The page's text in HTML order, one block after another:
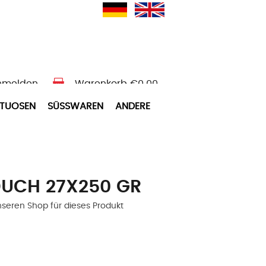
Warenkorb €0.00
SÜSSWAREN ANDERE
27X250 GR
Shop für dieses Produkt